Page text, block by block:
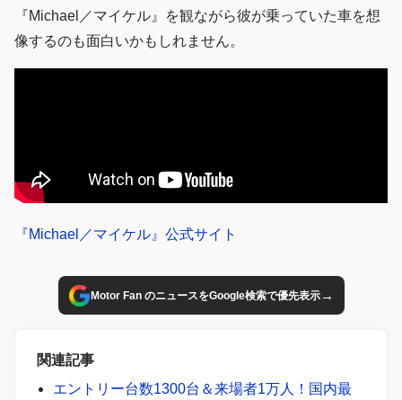
『Michael／マイケル』を観ながら彼が乗っていた車を想
像するのも面白いかもしれません。
『Michael／マイケル』公式サイト
Motor Fan のニュースをGoogle検索で優先表示→
関連記事
エントリー台数1300台＆来場者1万人！国内最